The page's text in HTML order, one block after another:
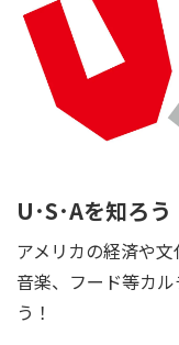
U･S･Aを知ろう
アメリカの経済や文
音楽、フード等カ
う！